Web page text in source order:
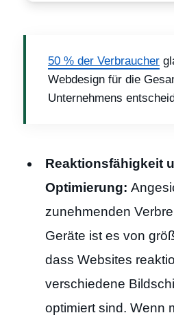
50 % der Verbraucher
Webdesign für die
Unternehmens
Reaktionsfähigkeit
Optimierung:
zunehmenden
Geräte ist es von
dass Websites
verschiedene
optimiert sind. Wenn